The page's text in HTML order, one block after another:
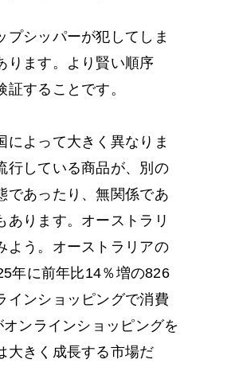
プシッパーが犯してしま
ります。より賢い順序
することです。
によって大きく異なりま
行している商品が、別の
であったり、無関係であ
あります。オーストラリ
よう。オーストラリアの
年に前年比14％増の826
インショッピングで消費
ンラインショッピングを
大きく成長する市場だ